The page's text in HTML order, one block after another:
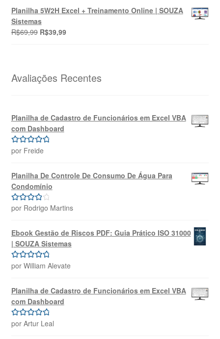
original
era:
R$69,99.
atual
é:
Planilha 5W2H Excel + Treinamento Online | SOUZA
Sistemas
R$69,99 O
R$69,99.
R$39,99O
R$39,99.
Avaliações Recentes
Planilha de Cadastro de Funcionários em Excel VBA
com Dashboard
Avaliação5
por Freide
Planilha De Controle De Consumo De Água Para
Condomínio
Avaliação
por Rodrigo Martins
Ebook Gestão de Riscos PDF: Guia Prático ISO 31000
| SOUZA Sistemas
Avaliação5
por William Alevate
Planilha de Cadastro de Funcionários em Excel VBA
com Dashboard
Avaliação 5
por Artur Leal